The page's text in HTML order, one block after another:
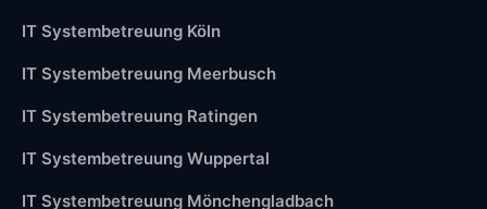
IT Systembetreuung Köln
IT Systembetreuung Meerbusch
IT Systembetreuung Ratingen
IT Systembetreuung Wuppertal
IT Systembetreuung Mönchengladbach